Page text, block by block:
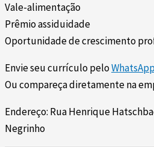
Vale-alimentação
Prêmio assiduidade
Oportunidade de crescimento
Envie seu currículo peloWhatsApp
Ou compareça diretamente na
Endereço: Rua Henrique
Negrinho